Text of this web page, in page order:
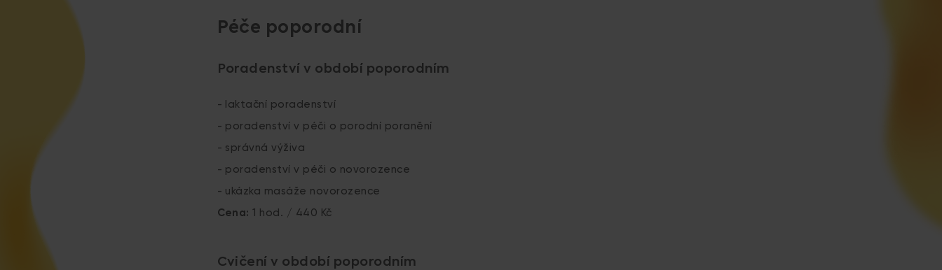
Péče poporodní
Poradenství v období poporodním
- laktační poradenství
- poradenství v péči o porodní poranění
- správná výživa
- poradenství v péči o novorozence
- ukázka masáže novorozence
Cena: 1 hod. / 440 Kč
Cvičení v období poporodním